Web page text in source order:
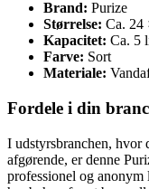
Brand: Purize
Størrelse: Ca. 24
Kapacitet: Ca. 5
Farve: Sort
Materiale:
Fordele i din
I udstyrsbranchen, hvor
afgørende, er denne
professionel og anonym